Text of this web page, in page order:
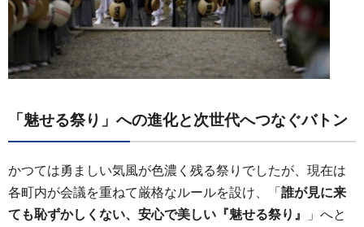
「魅せる祭り」への進化と次世代へつなぐバトン
かつては勇ましい気風が色濃く残る祭りでしたが、現在は
各町内が会議を重ねて厳格なルールを設け、「 誰が見に来
ても恥ずかしくない、安心で美しい『魅せる祭り』
」へと